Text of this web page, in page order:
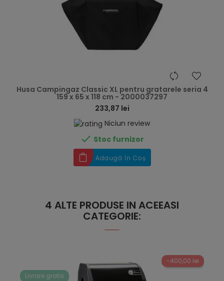
Husa Campingaz Classic XL pentru gratarele seria 4
159 x 65 x 118 cm - 2000037297
233,87 lei
Niciun review
 Stoc furnizor
Adaugă în Coș
4 ALTE PRODUSE IN ACEEASI
CATEGORIE:
-400,00 lei
Livrare gratis